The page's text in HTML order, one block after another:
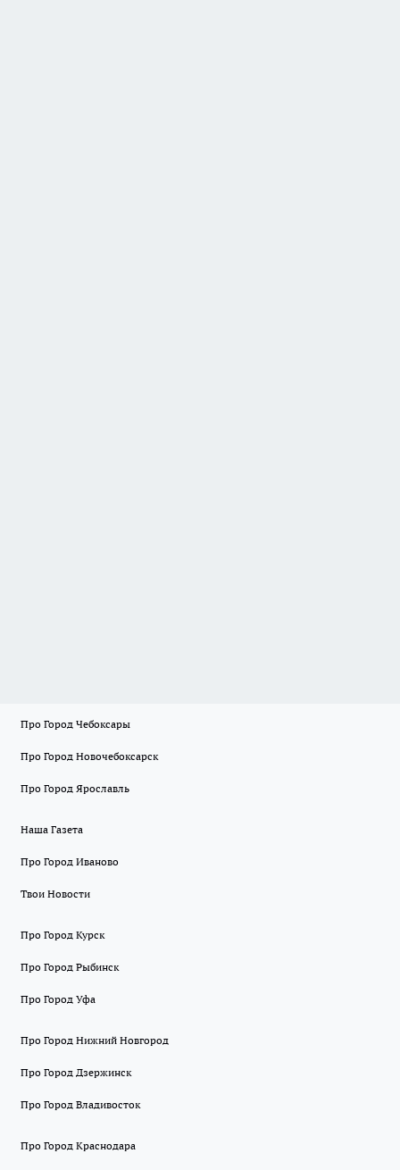
Про Город Чебоксары
Про Город Новочебоксарск
Про Город Ярославль
Наша Газета
Про Город Иваново
Твои Новости
Про Город Курск
Про Город Рыбинск
Про Город Уфа
Про Город Нижний Новгород
Про Город Дзержинск
Про Город Владивосток
Про Город Краснодара